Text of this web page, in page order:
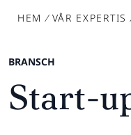
HEM / VÅR EXPERTIS
BRANSCH
Start-